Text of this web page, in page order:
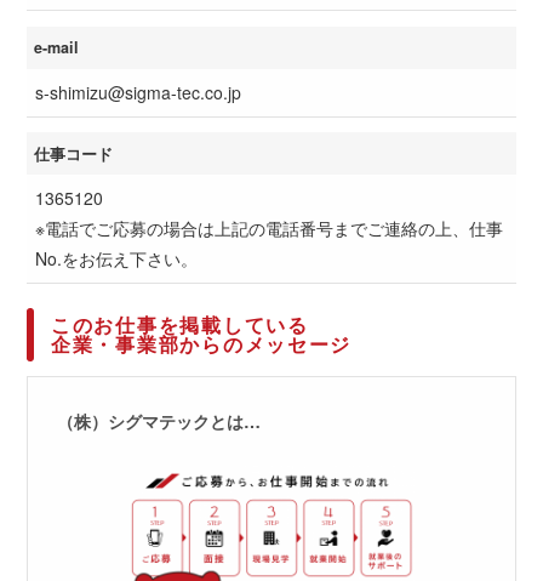
e-mail
s-shimizu@sigma-tec.co.jp
仕事コード
1365120
※電話でご応募の場合は上記の電話番号までご連絡の上、仕事
No.をお伝え下さい。
このお仕事を掲載している
企業・事業部からのメッセージ
（株）シグマテックとは…